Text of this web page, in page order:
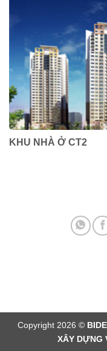
KHU NHÀ Ở CT2
Copyright 2026 ©
XÂY DỰNG